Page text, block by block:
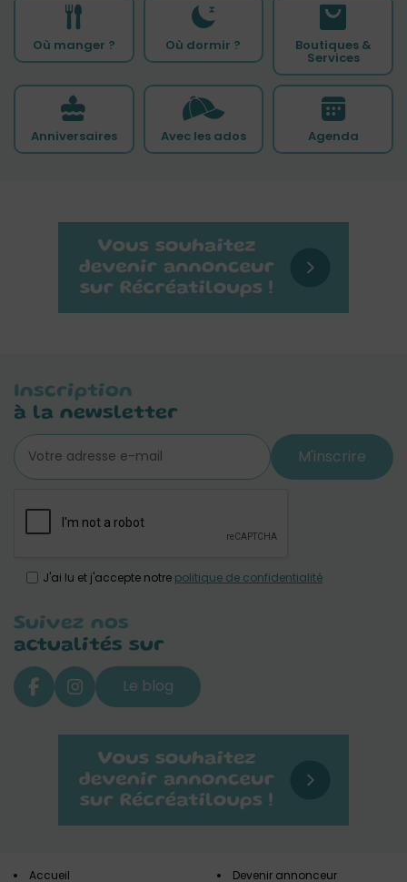
Où manger ? Où dormir ? Boutiques &
Services
Anniversaires Avec les ados Agenda
Inscription
à la newsletter
M'inscrire
J'ai lu et j'accepte notre politique de confidentialité
Suivez nos
actualités sur
Le blog
Accueil Devenir annonceur